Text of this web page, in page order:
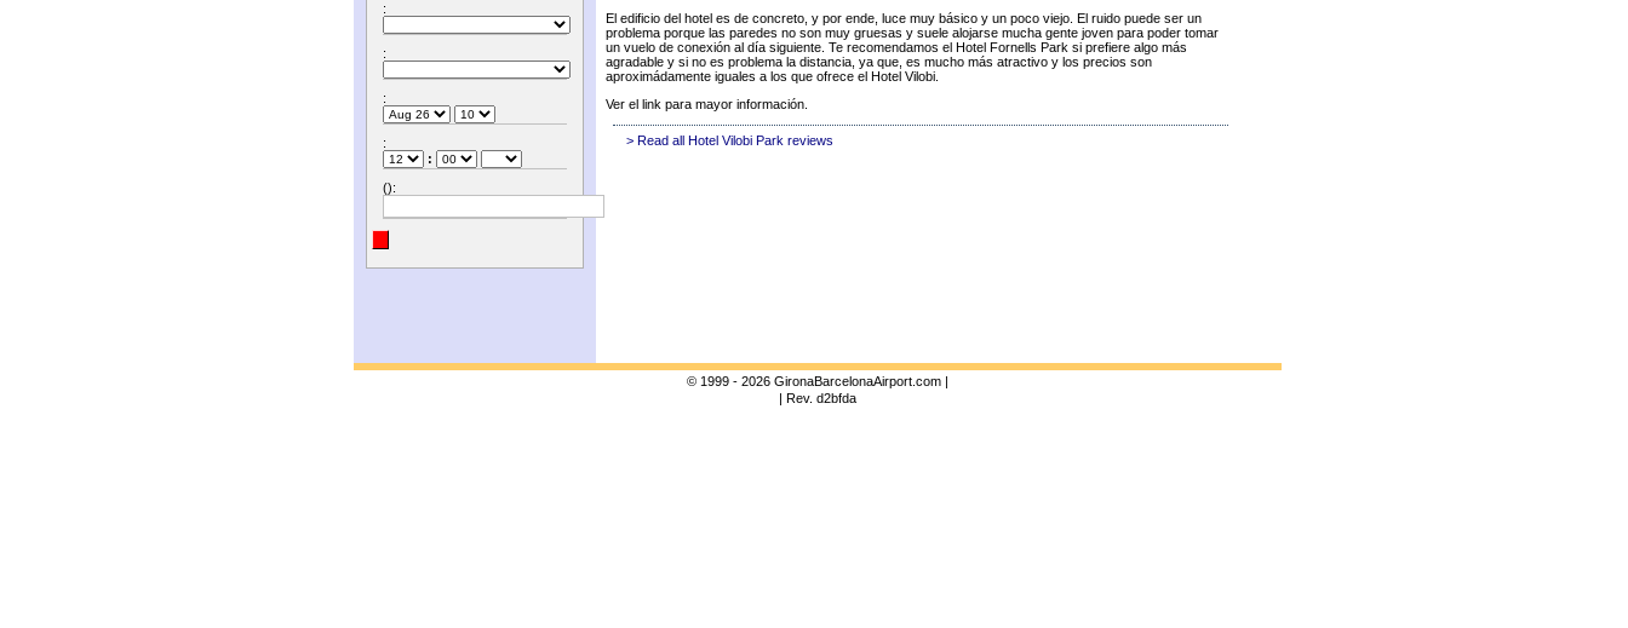
:
:
:
:
:
():
El edificio del hotel es de concreto, y por ende, luce muy básico y un poco viejo. El ruido puede ser un
problema porque las paredes no son muy gruesas y suele alojarse mucha gente joven para poder tomar
un vuelo de conexión al día siguiente. Te recomendamos el Hotel Fornells Park si prefiere algo más
agradable y si no es problema la distancia, ya que, es mucho más atractivo y los precios son
aproximádamente iguales a los que ofrece el Hotel Vilobi.
Ver el link para mayor información.
> Read all Hotel Vilobi Park reviews
© 1999 - 2026 GironaBarcelonaAirport.com |
| Rev. d2bfda